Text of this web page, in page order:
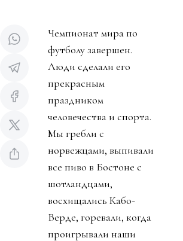
Чемпионат мира по
футболу завершен.
Люди сделали его
прекрасным
праздником
человечества и спорта.
Мы гребли с
норвежцами, выпивали
все пиво в Бостоне с
шотландцами,
восхищались Кабо-
Верде, горевали, когда
проигрывали наши